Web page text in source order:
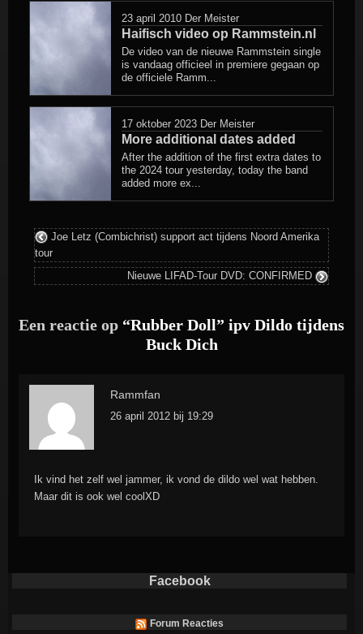
23 april 2010 Der Meister
Haifisch video op Rammstein.nl
De video van de nieuwe Rammstein single
is vandaag officieel in premiere gegaan op
de officiele Ramm...
17 oktober 2023 Der Meister
More additional dates added
After the addition of the first extra dates to
the 2024 tour yesterday, today the band
added more ex...
Joe Letz (Combichrist) support act tijdens Noord Amerika
tour
Nieuwe LIFAD-Tour DVD: CONFIRMED
Een reactie op “Rubber Doll” ipv Dildo tijdens
Buck Dich
Rammfan
26 april 2012 bij 19:29
Ik vind het zelf wel jammer, ik vond de dildo wel wat hebben.
Maar dit is ook wel coolXD
Facebook
Forum Reacties